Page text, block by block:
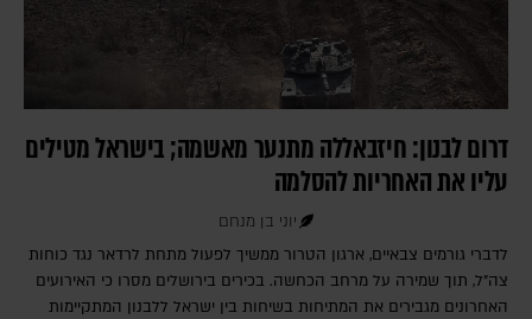
דרום לבנון: חיזבאללה מתנער מאשמה; בישראל מטילים
עליו את האחריות להסלמה
יוני בן מנחם
לדברי גורמים צבאיים, ארגון הטרור ממשיך לפעול מתחת לרדאר נגד כוחות
צה"ל, תוך שמירה על מרחב הכחשה. בכירים בירושלים מסרו כי האירועים
האחרונים מגבירים את המתיחות בשיחות בין ישראל ללבנון המתקיימות